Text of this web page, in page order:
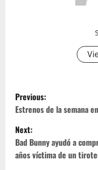
P
o
s
t
Previous:
Estrenos de la semana
Next:
Bad Bunny ayudó a
años víctima de un